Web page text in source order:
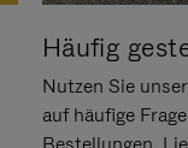
Häufig
Nutzen Sie
auf häufige